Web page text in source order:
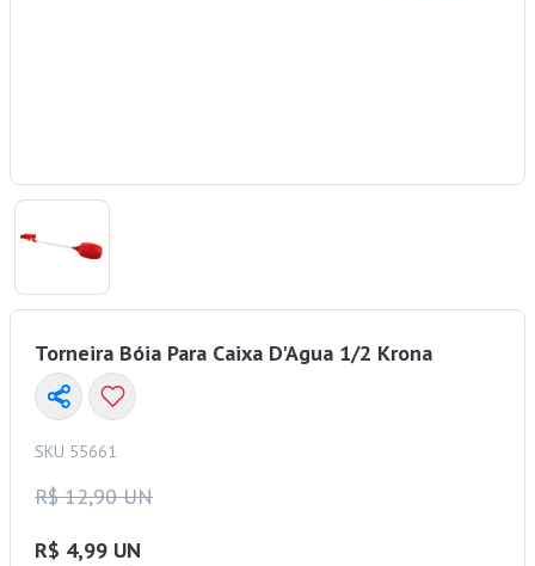
Torneira Bóia Para Caixa D'Agua 1/2 Krona
SKU 55661
R$ 12,90 UN
R$ 4,99 UN